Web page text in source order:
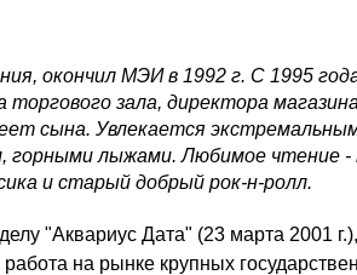
окончил МЭИ в 1992 г. С 1995
зала, директора
сына. Увлекается
лыжами. Любимое чтение -
и старый добрый рок-н-ролл.
"Аквариус Дата" (23 марта 2001
на рынке крупных